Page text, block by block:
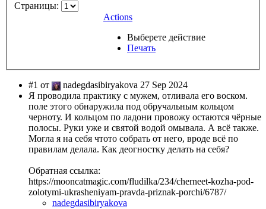
Страницы:
Actions
Выберете действие
Печать
#1 от
nadegdasibiryakova 27 Sep 2024
Я проводила практику с мужем, отливала его воском.
поле этого обнаружила под обручальным кольцом
черноту. И кольцом по ладони провожу остаются чёрные
полосы. Руки уже и святой водой омывала. А всё также.
Могла я на себя чтото собрать от него, вроде всё по
правилам делала. Как деогностку делать на себя?
Обратная ссылка:
https://mooncatmagic.com/fludilka/234/cherneet-kozha-pod-
zolotymi-ukrasheniyam-pravda-priznak-porchi/6787/
nadegdasibiryakova